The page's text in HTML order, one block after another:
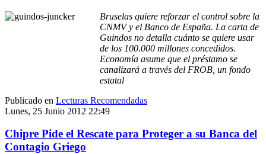
Bruselas quiere reforzar el control sobre la
CNMV y el Banco de España. La carta de
Guindos no detalla cuánto se quiere usar
de los 100.000 millones concedidos.
Economía asume que el préstamo se
canalizará a través del FROB, un fondo
estatal
Publicado en Lecturas Recomendadas
Lunes, 25 Junio 2012 22:49
Chipre Pide el Rescate para Proteger a su Banca del
Contagio Griego